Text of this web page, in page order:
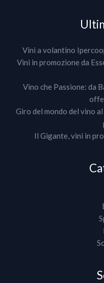
Vini a volantino
Vini in promozione da
Vino che Passione: da
Giro del mondo del vino
Il Gigante, vini in